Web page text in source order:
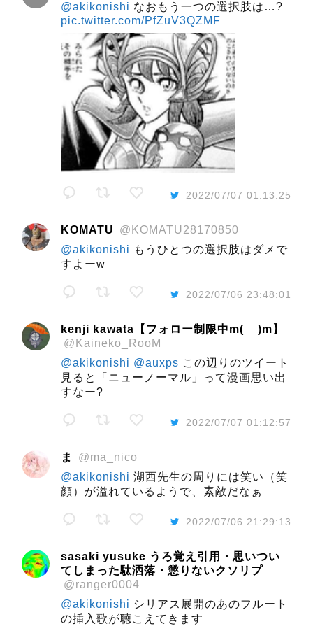
@akikonishi なおもう一つの選択肢は…?
pic.twitter.com/PfZuV3QZMF
2022/07/07 01:13:25
KOMATU
@KOMATU28170850
@akikonishi もうひとつの選択肢はダメで
すよーw
2022/07/06 23:48:01
kenji kawata【フォロー制限中m(__)m】
@Kaineko_RooM
@akikonishi @auxps この辺りのツイート
見ると「ニューノーマル」って漫画思い出
すなー?
2022/07/07 01:12:57
ま
@ma_nico
@akikonishi 湖西先生の周りには笑い（笑
顔）が溢れているようで、素敵だなぁ
2022/07/06 21:29:13
sasaki yusuke うろ覚え引用・思いつい
てしまった駄洒落・懲りないクソリプ
@ranger0004
@akikonishi シリアス展開のあのフルート
の挿入歌が聴こえてきます